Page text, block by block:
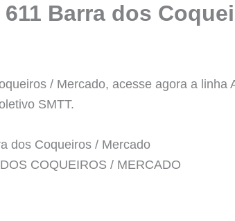
Barra dos
/ Mercado, acesse agora a
SMTT.
dos Coqueiros / Mercado
COQUEIROS / MERCADO